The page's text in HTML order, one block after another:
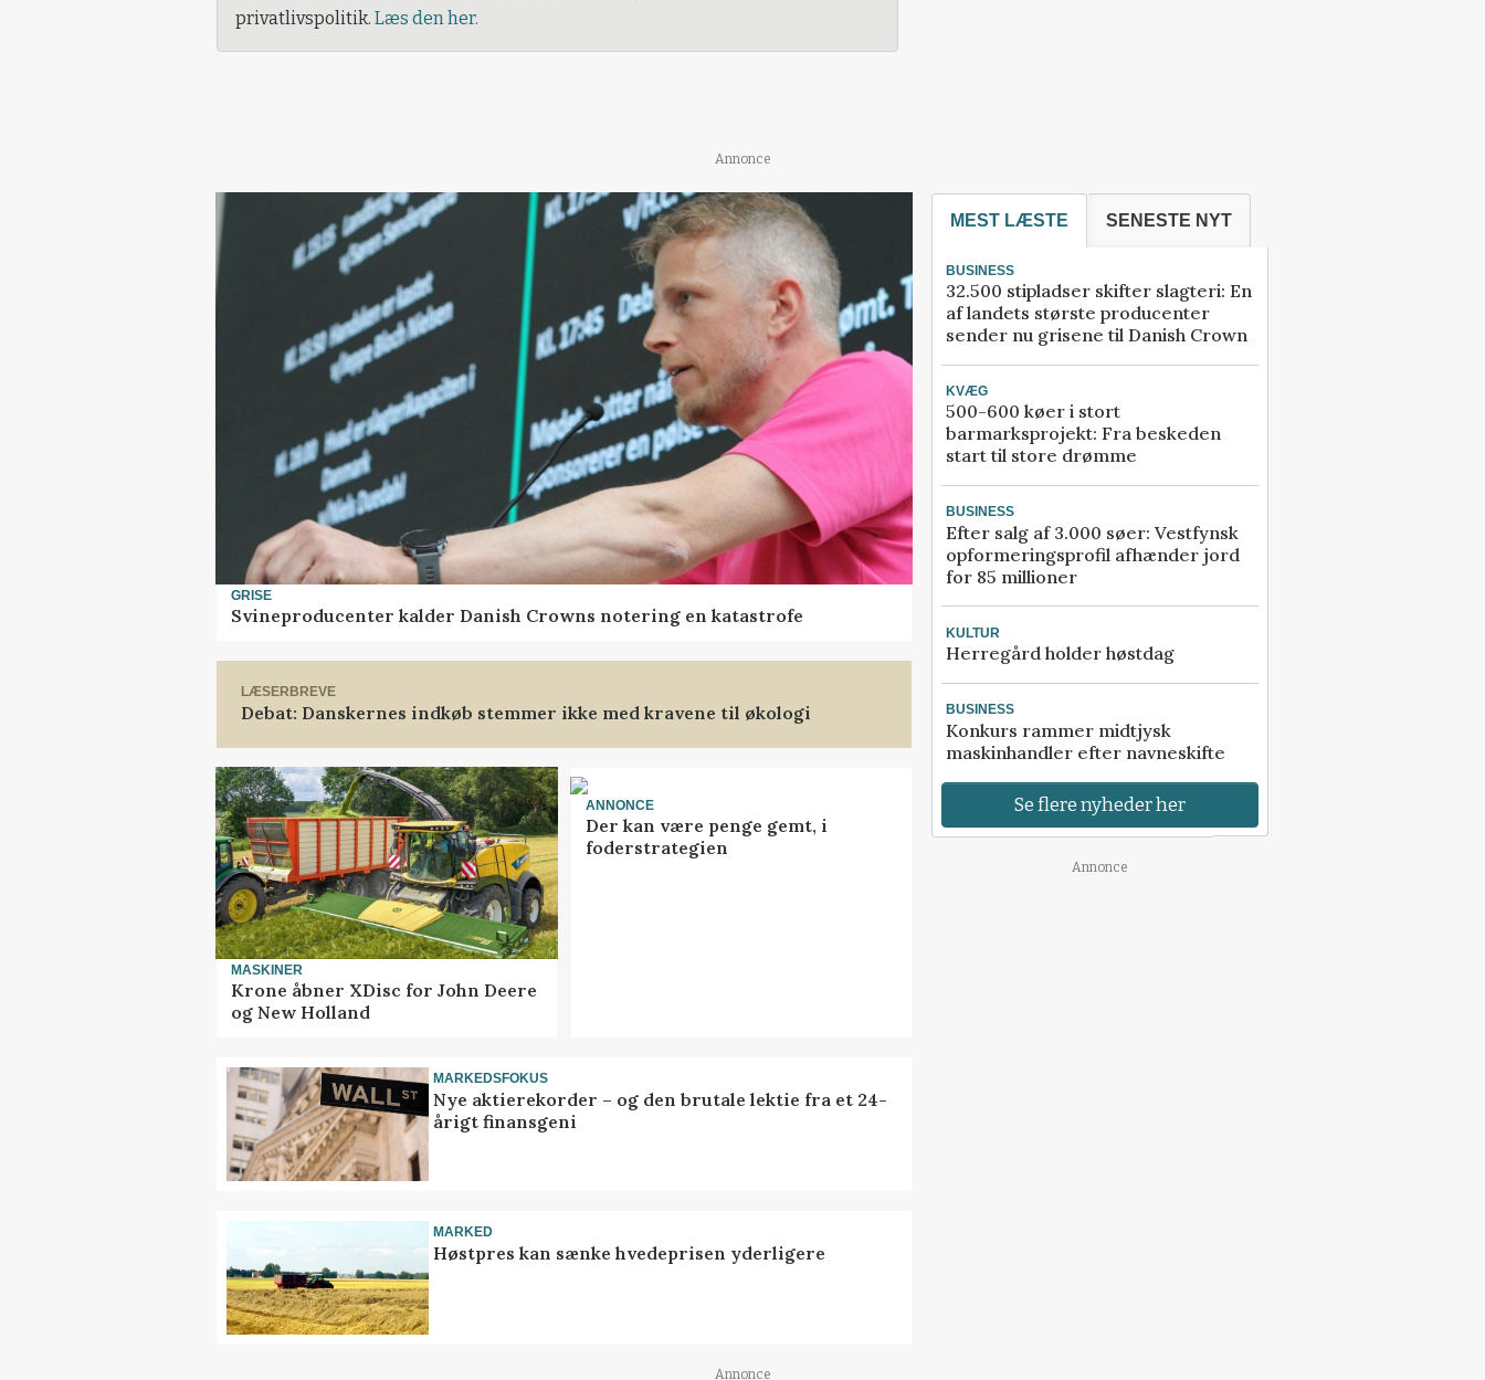
privatlivspolitik. Læs den her.
Annonce
GRISE
Svineproducenter kalder Danish Crowns notering en katastrofe
LÆSERBREVE
Debat: Danskernes indkøb stemmer ikke med kravene til økologi
MASKINER
Krone åbner XDisc for John Deere
og New Holland
ANNONCE
Der kan være penge gemt, i
foderstrategien
MARKEDSFOKUS
Nye aktierekorder – og den brutale lektie fra et 24-
årigt finansgeni
MARKED
Høstpres kan sænke hvedeprisen yderligere
MEST LÆSTE SENESTE NYT
BUSINESS
32.500 stipladser skifter slagteri: En
af landets største producenter
sender nu grisene til Danish Crown
KVÆG
500-600 køer i stort
barmarksprojekt: Fra beskeden
start til store drømme
BUSINESS
Efter salg af 3.000 søer: Vestfynsk
opformeringsprofil afhænder jord
for 85 millioner
KULTUR
Herregård holder høstdag
BUSINESS
Konkurs rammer midtjysk
maskinhandler efter navneskifte
Se flere nyheder her
Annonce
Annonce